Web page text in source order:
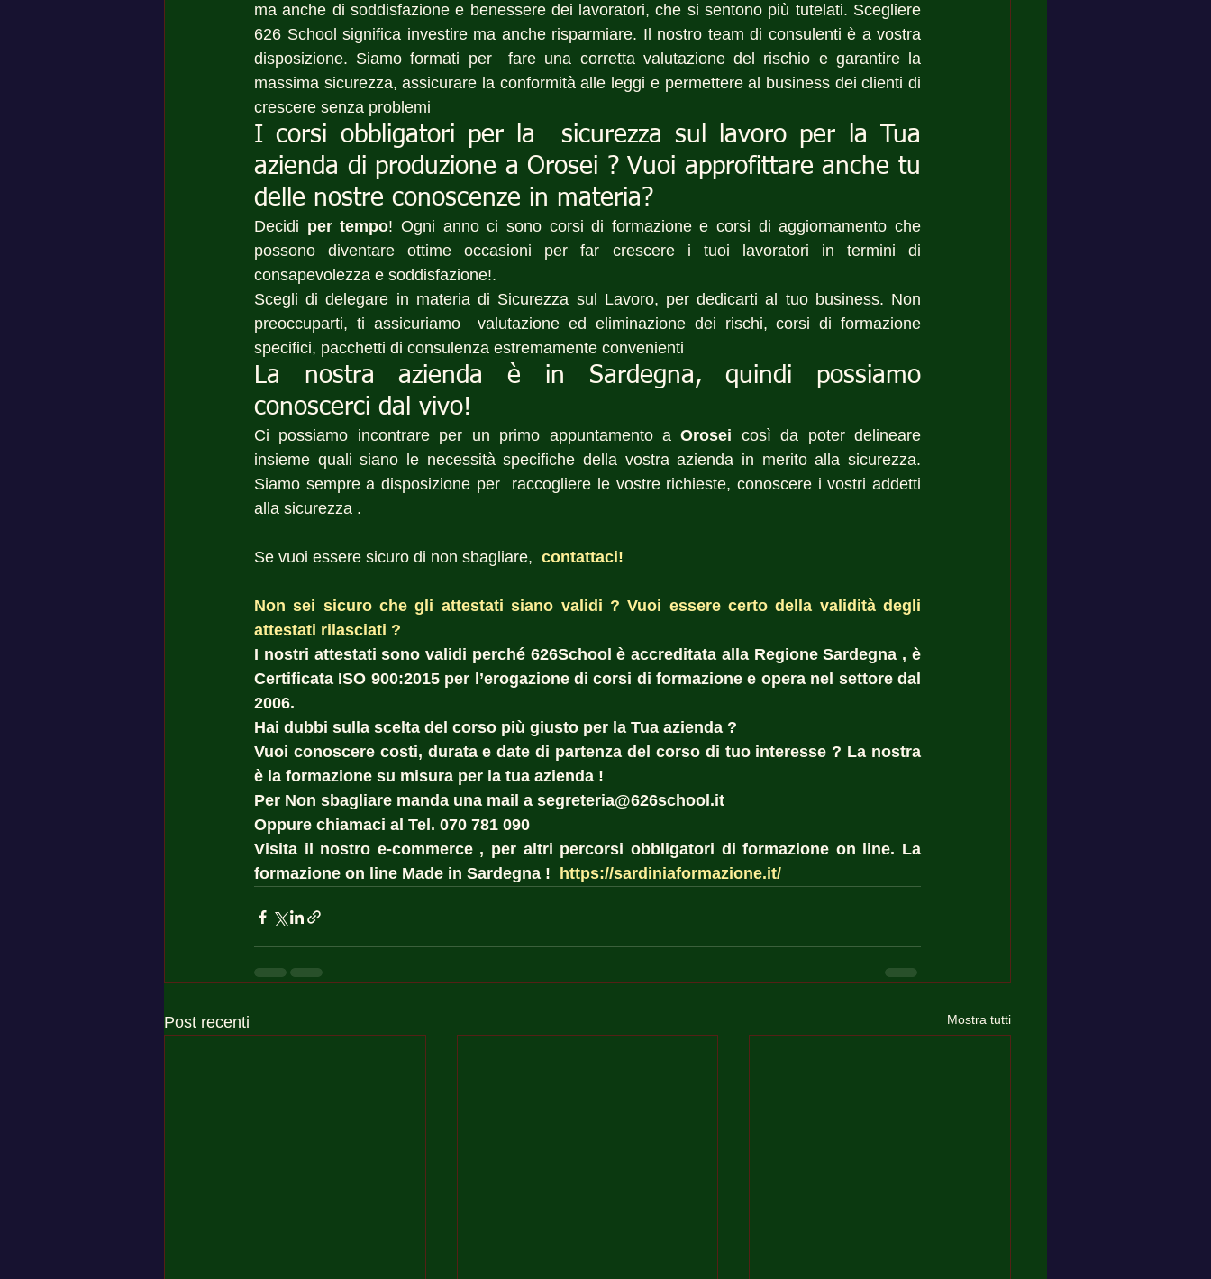
ma anche di soddisfazione e benessere dei lavoratori, che si sentono più tutelati. Scegliere
626 School significa investire ma anche risparmiare. Il nostro team di consulenti è a vostra
disposizione. Siamo formati per  fare una corretta valutazione del rischio e garantire la
massima sicurezza, assicurare la conformità alle leggi e permettere al business dei clienti di
crescere senza problemi
I corsi obbligatori per la  sicurezza sul lavoro per la Tua
azienda di produzione a Orosei ? Vuoi approfittare anche tu
delle nostre conoscenze in materia?
Decidi per tempo! Ogni anno ci sono corsi di formazione e corsi di aggiornamento che
possono diventare ottime occasioni per far crescere i tuoi lavoratori in termini di
consapevolezza e soddisfazione!.
Scegli di delegare in materia di Sicurezza sul Lavoro, per dedicarti al tuo business. Non
preoccuparti, ti assicuriamo  valutazione ed eliminazione dei rischi, corsi di formazione
specifici, pacchetti di consulenza estremamente convenienti
La nostra azienda è in Sardegna, quindi possiamo
conoscerci dal vivo!
Ci possiamo incontrare per un primo appuntamento a Orosei così da poter delineare
insieme quali siano le necessità specifiche della vostra azienda in merito alla sicurezza.
Siamo sempre a disposizione per  raccogliere le vostre richieste, conoscere i vostri addetti
alla sicurezza .
Se vuoi essere sicuro di non sbagliare, contattaci!
Non sei sicuro che gli attestati siano validi ? Vuoi essere certo della validità degli
attestati rilasciati ?
I nostri attestati sono validi perché 626School è accreditata alla Regione Sardegna , è
Certificata ISO 900:2015 per l’erogazione di corsi di formazione e opera nel settore dal
2006.
Hai dubbi sulla scelta del corso più giusto per la Tua azienda ?
Vuoi conoscere costi, durata e date di partenza del corso di tuo interesse ? La nostra
è la formazione su misura per la tua azienda !
Per Non sbagliare manda una mail a segreteria@626school.it
Oppure chiamaci al Tel. 070 781 090
Visita il nostro e-commerce , per altri percorsi obbligatori di formazione on line. La
formazione on line Made in Sardegna !
https://sardiniaformazione.it/
Post recenti Mostra tutti